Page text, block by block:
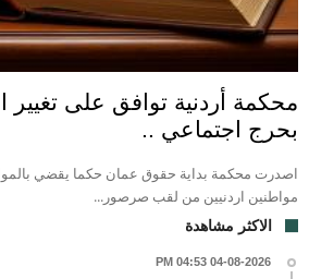
محكمة أردنية توافق على
بحرج اجتماعي ..
اصدرت محكمة بداية حقوق عمان حكما يقضي
مواطنين اردنيين من لقب صرصور...
الاكثر مشاهدة
04-08-2026 04:53 PM